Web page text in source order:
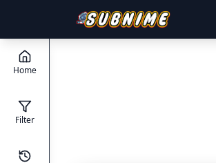
Home
Filter